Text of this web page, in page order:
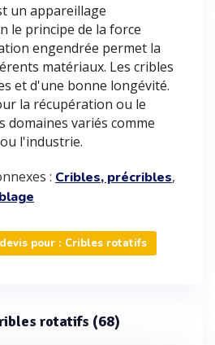
un appareillage
le principe de la force
engendrée permet la
matériaux. Les cribles
et d'une bonne longévité.
la récupération ou le
domaines variés comme
l'industrie.
: Cribles, précribles,
pour : Cribles rotatifs
rotatifs (68)